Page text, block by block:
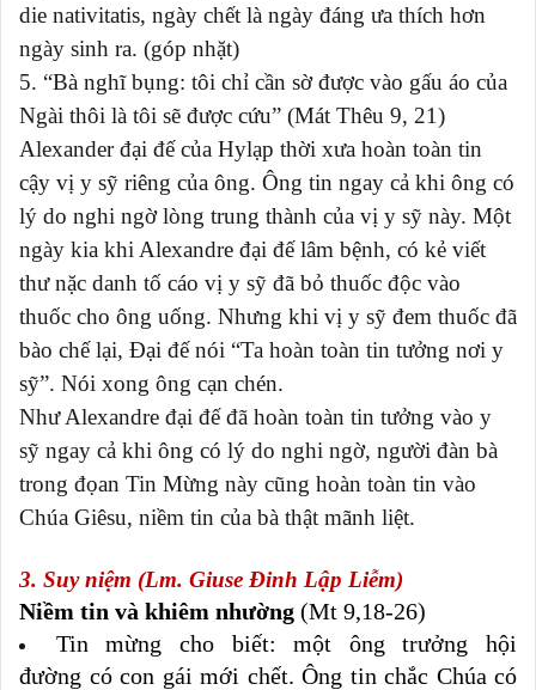
die nativitatis, ngày chết là ngày đáng ưa thích hơn
ngày sinh ra. (góp nhặt)
5. “Bà nghĩ bụng: tôi chỉ cần sờ được vào gấu áo của
Ngài thôi là tôi sẽ được cứu” (Mát Thêu 9, 21)
Alexander đại đế của Hylạp thời xưa hoàn toàn tin
cậy vị y sỹ riêng của ông. Ông tin ngay cả khi ông có
lý do nghi ngờ lòng trung thành của vị y sỹ này. Một
ngày kia khi Alexandre đại đế lâm bệnh, có kẻ viết
thư nặc danh tố cáo vị y sỹ đã bỏ thuốc độc vào
thuốc cho ông uống. Nhưng khi vị y sỹ đem thuốc đã
bào chế lại, Đại đế nói “Ta hoàn toàn tin tưởng nơi y
sỹ”. Nói xong ông cạn chén.
Như Alexandre đại đế đã hoàn toàn tin tưởng vào y
sỹ ngay cả khi ông có lý do nghi ngờ, người đàn bà
trong đọan Tin Mừng này cũng hoàn toàn tin vào
Chúa Giêsu, niềm tin của bà thật mãnh liệt.
3. Suy niệm (Lm. Giuse Đinh Lập Liễm)
Niềm tin và khiêm nhường (Mt 9,18-26)
Tin mừng cho biết: một ông trưởng hội
đường có con gái mới chết. Ông tin chắc Chúa có